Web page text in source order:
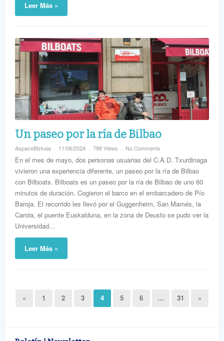
Leer Más »
Un paseo por la ría de Bilbao
AspaceBizkaia 11/06/2024 799 Views No Comments
En el mes de mayo, dos personas usuarias del C.A.D. Txurdinaga
vivieron una experiencia diferente, un paseo por la ría de Bilbao
con Bilboats. Bilboats es un paseo por la ría de Bilbao de uno 60
minutos de duración. Cogieron el barco en el embarcadero de Pío
Baroja. El recorrido les llevó por el Guggenheim, San Mamés, la
Carola, el puente Euskalduna, en la zona de Deusto se pudo ver la
Universidad...
Leer Más »
« 1 2 3 4 5 6 … 31 »